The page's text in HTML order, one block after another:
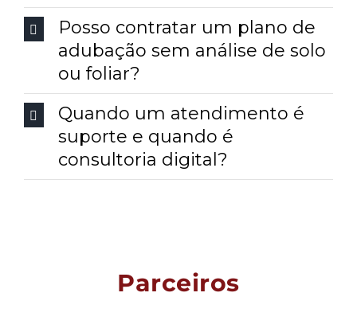
Posso contratar um plano de
adubação sem análise de solo
ou foliar?
Quando um atendimento é
suporte e quando é
consultoria digital?
Parceiros